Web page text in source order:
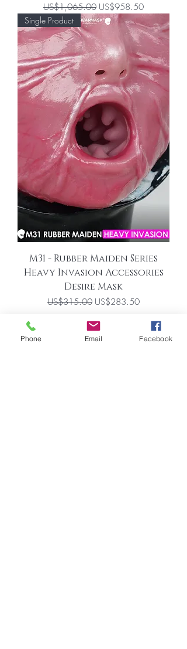
一般價格
US$1,065.00 促銷價格
US$958.50
Single Product
M31 - Rubber Maiden Series
Heavy Invasion Accessories
Desire Mask
一般價格
US$315.00 促銷價格
US$283.50
載入更多
Phone Email Facebook